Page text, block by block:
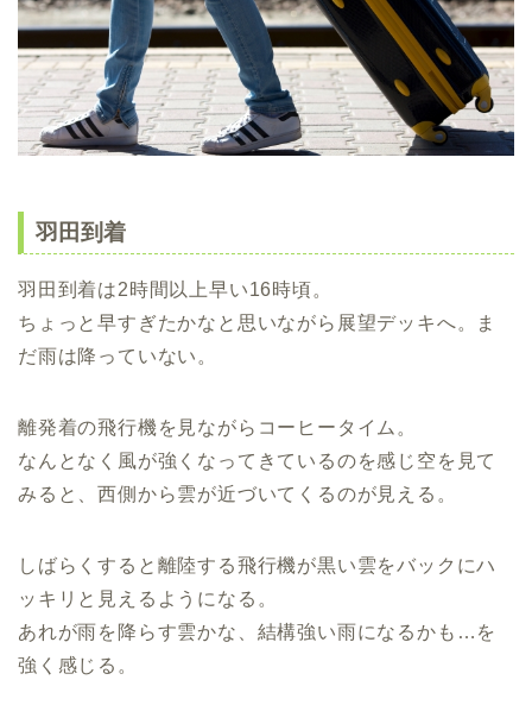
羽田到着
羽田到着は2時間以上早い16時頃。
ちょっと早すぎたかなと思いながら展望デッキへ。ま
だ雨は降っていない。
離発着の飛行機を見ながらコーヒータイム。
なんとなく風が強くなってきているのを感じ空を見て
みると、西側から雲が近づいてくるのが見える。
しばらくすると離陸する飛行機が黒い雲をバックにハ
ッキリと見えるようになる。
あれが雨を降らす雲かな、結構強い雨になるかも…を
強く感じる。